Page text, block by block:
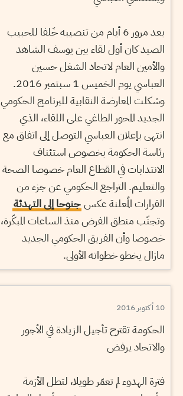
بعد مرور 6 أيام من تنصيبه خَلفا للحبيب
الصيد كان أول لقاء بين يوسف الشاهد
والأمين العام لاتحاد الشغل حسين
العباسي يوم الخميس 1 سبتمبر 2016.
وشكلت المعارضة النقابية للبرنامج الحكومي
الجديد المحور الطاغي على اللقاء، الذي
انتهى بإعلان العباسي التوصل إلى اتفاق مع
رئاسة الحكومة بخصوص استئناف
الانتدابات في القطاع العام خصوصا الصحة
والتعليم. التراجع الحكومي عن جزء من
القرارات المُعلنة عكس جنوحا إلى التهدئة
وتجنّب منطق الفرض منذ الساعات المبكّرة،
خصوصا وأن الفريق الحكومي الجديد
مازال يخطو خطواته الأولى.
10 أكتوبر 2016
الحكومة تقترح تأجيل الزيادة في الأجور
والاتحاد يرفض
فترة الهدوء لم تعمّر طويلا، لتطل الأزمة